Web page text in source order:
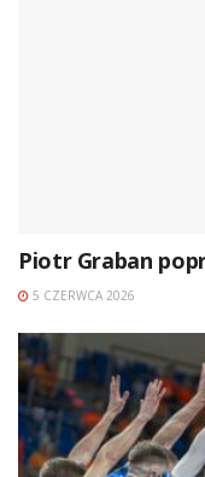
Piotr Graban
5 CZERWCA 2026